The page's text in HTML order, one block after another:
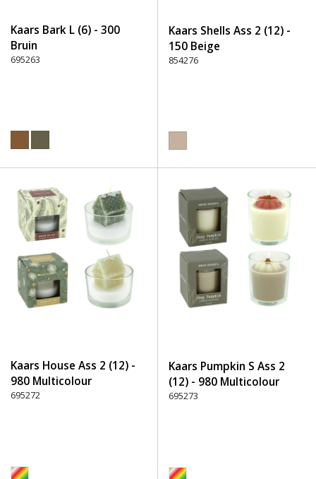
Kaars Bark L (6) - 300
Bruin
695263
Kaars Shells Ass 2 (12) -
150 Beige
854276
Kaars House Ass 2 (12) -
980 Multicolour
695272
Kaars Pumpkin S Ass 2
(12) - 980 Multicolour
695273